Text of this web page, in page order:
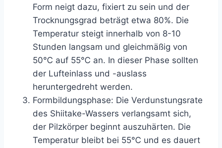
Form neigt dazu, fixiert zu sein und der
Trocknungsgrad beträgt etwa 80%. Die
Temperatur steigt innerhalb von 8-10
Stunden langsam und gleichmäßig von
50℃ auf 55℃ an. In dieser Phase sollten
der Lufteinlass und -auslass
heruntergedreht werden.
Formbildungsphase: Die Verdunstungsrate
des Shiitake-Wassers verlangsamt sich,
der Pilzkörper beginnt auszuhärten. Die
Temperatur bleibt bei 55℃ und es dauert